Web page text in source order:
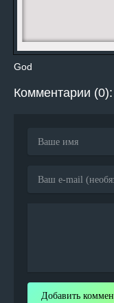
God
Комментарии (0):
Добавить